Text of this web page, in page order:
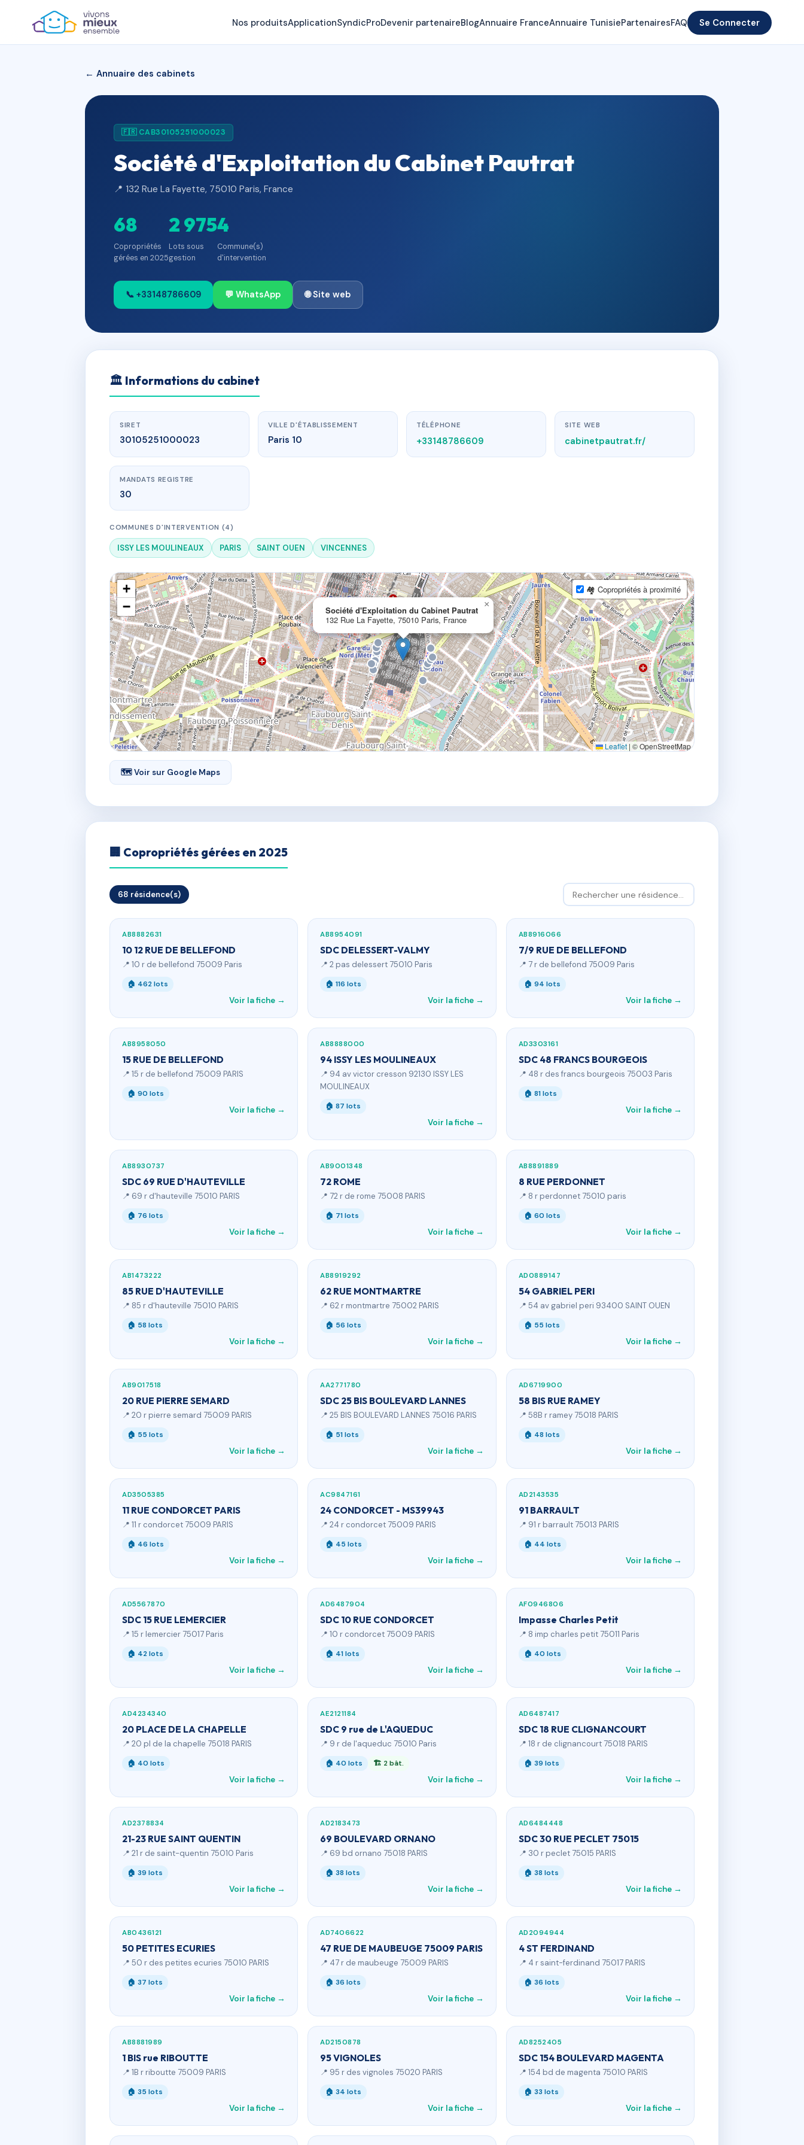
Nos produitsApplicationSyndicProDevenir partenaireBlogAnnuaire FranceAnnuaire TunisiePartenairesFAQ Se Connecter
← Annuaire des cabinets
🇫🇷 CAB30105251000023
Société d'Exploitation du Cabinet Pautrat
📍 132 Rue La Fayette, 75010 Paris, France
68
Copropriétés
gérées en 2025
2 975
Lots sous
gestion
4
Commune(s)
d'intervention
📞 +33148786609 💬 WhatsApp 🌐 Site web
🏛 Informations du cabinet
SIRET
30105251000023
VILLE D'ÉTABLISSEMENT
Paris 10
TÉLÉPHONE
+33148786609
SITE WEB
cabinetpautrat.fr/
MANDATS REGISTRE
30
COMMUNES D'INTERVENTION (4)
ISSY LES MOULINEAUX PARIS SAINT OUEN VINCENNES
Société d'Exploitation du Cabinet Pautrat
132 Rue La Fayette, 75010 Paris, France
×
+
−
🏘 Copropriétés à proximité
Leaflet | © OpenStreetMap
🗺 Voir sur Google Maps
🏢 Copropriétés gérées en 2025
68 résidence(s)
AB8882631
10 12 RUE DE BELLEFOND
📍 10 r de bellefond 75009 Paris
🏠 462 lots
Voir la fiche →
AB8954091
SDC DELESSERT-VALMY
📍 2 pas delessert 75010 Paris
🏠 116 lots
Voir la fiche →
AB8916066
7/9 RUE DE BELLEFOND
📍 7 r de bellefond 75009 Paris
🏠 94 lots
Voir la fiche →
AB8958050
15 RUE DE BELLEFOND
📍 15 r de bellefond 75009 PARIS
🏠 90 lots
Voir la fiche →
AB8888000
94 ISSY LES MOULINEAUX
📍 94 av victor cresson 92130 ISSY LES
MOULINEAUX
🏠 87 lots
Voir la fiche →
AD3303161
SDC 48 FRANCS BOURGEOIS
📍 48 r des francs bourgeois 75003 Paris
🏠 81 lots
Voir la fiche →
AB8930737
SDC 69 RUE D'HAUTEVILLE
📍 69 r d'hauteville 75010 PARIS
🏠 76 lots
Voir la fiche →
AB9001348
72 ROME
📍 72 r de rome 75008 PARIS
🏠 71 lots
Voir la fiche →
AB8891889
8 RUE PERDONNET
📍 8 r perdonnet 75010 paris
🏠 60 lots
Voir la fiche →
AB1473222
85 RUE D'HAUTEVILLE
📍 85 r d'hauteville 75010 PARIS
🏠 58 lots
Voir la fiche →
AB8919292
62 RUE MONTMARTRE
📍 62 r montmartre 75002 PARIS
🏠 56 lots
Voir la fiche →
AD0889147
54 GABRIEL PERI
📍 54 av gabriel peri 93400 SAINT OUEN
🏠 55 lots
Voir la fiche →
AB9017518
20 RUE PIERRE SEMARD
📍 20 r pierre semard 75009 PARIS
🏠 55 lots
Voir la fiche →
AA2771780
SDC 25 BIS BOULEVARD LANNES
📍 25 BIS BOULEVARD LANNES 75016 PARIS
🏠 51 lots
Voir la fiche →
AD6719900
58 BIS RUE RAMEY
📍 58B r ramey 75018 PARIS
🏠 48 lots
Voir la fiche →
AD3505385
11 RUE CONDORCET PARIS
📍 11 r condorcet 75009 PARIS
🏠 46 lots
Voir la fiche →
AC9847161
24 CONDORCET - MS39943
📍 24 r condorcet 75009 PARIS
🏠 45 lots
Voir la fiche →
AD2143535
91 BARRAULT
📍 91 r barrault 75013 PARIS
🏠 44 lots
Voir la fiche →
AD5567870
SDC 15 RUE LEMERCIER
📍 15 r lemercier 75017 Paris
🏠 42 lots
Voir la fiche →
AD6487904
SDC 10 RUE CONDORCET
📍 10 r condorcet 75009 PARIS
🏠 41 lots
Voir la fiche →
AF0946806
Impasse Charles Petit
📍 8 imp charles petit 75011 Paris
🏠 40 lots
Voir la fiche →
AD4234340
20 PLACE DE LA CHAPELLE
📍 20 pl de la chapelle 75018 PARIS
🏠 40 lots
Voir la fiche →
AE2121184
SDC 9 rue de L'AQUEDUC
📍 9 r de l'aqueduc 75010 Paris
🏠 40 lots 🏗 2 bât.
Voir la fiche →
AD6487417
SDC 18 RUE CLIGNANCOURT
📍 18 r de clignancourt 75018 PARIS
🏠 39 lots
Voir la fiche →
AD2378834
21-23 RUE SAINT QUENTIN
📍 21 r de saint-quentin 75010 Paris
🏠 39 lots
Voir la fiche →
AD2183473
69 BOULEVARD ORNANO
📍 69 bd ornano 75018 PARIS
🏠 38 lots
Voir la fiche →
AD6484448
SDC 30 RUE PECLET 75015
📍 30 r peclet 75015 PARIS
🏠 38 lots
Voir la fiche →
AB0436121
50 PETITES ECURIES
📍 50 r des petites ecuries 75010 PARIS
🏠 37 lots
Voir la fiche →
AD7406622
47 RUE DE MAUBEUGE 75009 PARIS
📍 47 r de maubeuge 75009 PARIS
🏠 36 lots
Voir la fiche →
AD2094944
4 ST FERDINAND
📍 4 r saint-ferdinand 75017 PARIS
🏠 36 lots
Voir la fiche →
AB8881989
1 BIS rue RIBOUTTE
📍 1B r riboutte 75009 PARIS
🏠 35 lots
Voir la fiche →
AD2150878
95 VIGNOLES
📍 95 r des vignoles 75020 PARIS
🏠 34 lots
Voir la fiche →
AD8252405
SDC 154 BOULEVARD MAGENTA
📍 154 bd de magenta 75010 PARIS
🏠 33 lots
Voir la fiche →